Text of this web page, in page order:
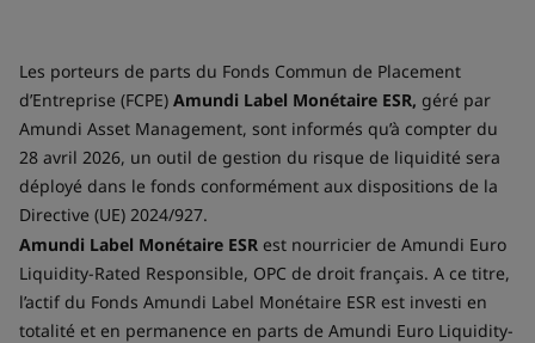
Les porteurs de parts du Fonds Commun de Placement
d’Entreprise (FCPE) Amundi Label Monétaire ESR, géré par
Amundi Asset Management, sont informés qu’à compter du
28 avril 2026, un outil de gestion du risque de liquidité sera
déployé dans le fonds conformément aux dispositions de la
Directive (UE) 2024/927.
Amundi Label Monétaire ESR est nourricier de Amundi Euro
Liquidity-Rated Responsible, OPC de droit français. A ce titre,
l’actif du Fonds Amundi Label Monétaire ESR est investi en
totalité et en permanence en parts de Amundi Euro Liquidity-